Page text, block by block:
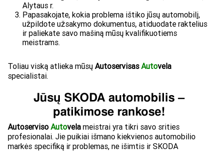
Alytaus r.
Papasakojate, kokia problema ištiko jūsų automobilį,
užpildote užsakymo dokumentus, atiduodate raktelius
ir paliekate savo mašiną mūsų kvalifikuotiems
meistrams.
Toliau viską atlieka mūsų AutoservisasAutovela
specialistai.
Jūsų SKODA automobilis –
patikimose rankose!
Autoserviso Autovela meistrai yra tikri savo srities
profesionalai. Jie puikiai išmano kiekvienos automobilio
markės specifiką ir problemas, ne išimtis ir SKODA